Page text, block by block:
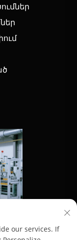
our services. If